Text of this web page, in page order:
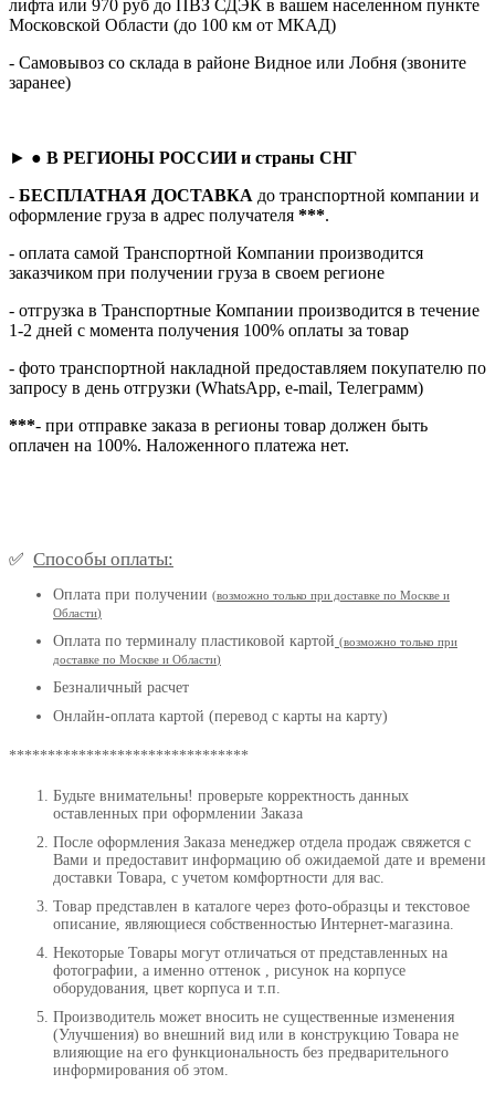
лифта или 970 руб до ПВЗ СДЭК в вашем населенном пункте
Московской Области (до 100 км от МКАД)
- Самовывоз со склада в районе Видное или Лобня (звоните
заранее)
► ● В РЕГИОНЫ РОССИИ и страны СНГ
- БЕСПЛАТНАЯ ДОСТАВКА до транспортной компании и
оформление груза в адрес получателя ***.
- оплата самой Транспортной Компании производится
заказчиком при получении груза в своем регионе
- отгрузка в Транспортные Компании производится в течение
1-2 дней с момента получения 100% оплаты за товар
- фото транспортной накладной предоставляем покупателю по
запросу в день отгрузки (WhatsApp, e-mail, Телеграмм)
***- при отправке заказа в регионы товар должен быть
оплачен на 100%. Наложенного платежа нет.
✅ Способы оплаты:
Оплата при получении (возможно только при доставке по Москве и
Области)
Оплата по терминалу пластиковой картой (возможно только при
доставке по Москве и Области)
Безналичный расчет
Онлайн-оплата картой (перевод с карты на карту)
*******************************
Будьте внимательны! проверьте корректность данных
оставленных при оформлении Заказа
После оформления Заказа менеджер отдела продаж свяжется с
Вами и предоставит информацию об ожидаемой дате и времени
доставки Товара, с учетом комфортности для вас.
Товар представлен в каталоге через фото-образцы и текстовое
описание, являющиеся собственностью Интернет-магазина.
Некоторые Товары могут отличаться от представленных на
фотографии, а именно оттенок , рисунок на корпусе
оборудования, цвет корпуса и т.п.
Производитель может вносить не существенные изменения
(Улучшения) во внешний вид или в конструкцию Товара не
влияющие на его функциональность без предварительного
информирования об этом.